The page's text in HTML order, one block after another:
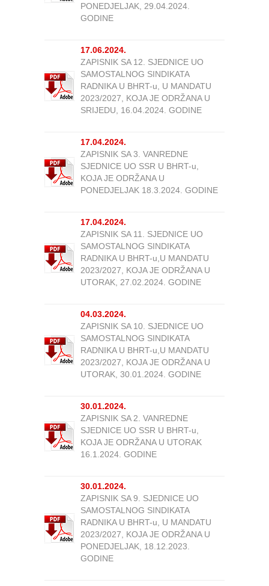
PONEDJELJAK, 29.04.2024.
GODINE
17.06.2024.
ZAPISNIK SA 12. SJEDNICE UO
SAMOSTALNOG SINDIKATA
RADNIKA U BHRT-u, U MANDATU
2023/2027, KOJA JE ODRŽANA U
SRIJEDU, 16.04.2024. GODINE
17.04.2024.
ZAPISNIK SA 3. VANREDNE
SJEDNICE UO SSR U BHRT-u,
KOJA JE ODRŽANA U
PONEDJELJAK 18.3.2024. GODINE
17.04.2024.
ZAPISNIK SA 11. SJEDNICE UO
SAMOSTALNOG SINDIKATA
RADNIKA U BHRT-u,U MANDATU
2023/2027, KOJA JE ODRŽANA U
UTORAK, 27.02.2024. GODINE
04.03.2024.
ZAPISNIK SA 10. SJEDNICE UO
SAMOSTALNOG SINDIKATA
RADNIKA U BHRT-u,U MANDATU
2023/2027, KOJA JE ODRŽANA U
UTORAK, 30.01.2024. GODINE
30.01.2024.
ZAPISNIK SA 2. VANREDNE
SJEDNICE UO SSR U BHRT-u,
KOJA JE ODRŽANA U UTORAK
16.1.2024. GODINE
30.01.2024.
ZAPISNIK SA 9. SJEDNICE UO
SAMOSTALNOG SINDIKATA
RADNIKA U BHRT-u, U MANDATU
2023/2027, KOJA JE ODRŽANA U
PONEDJELJAK, 18.12.2023.
GODINE